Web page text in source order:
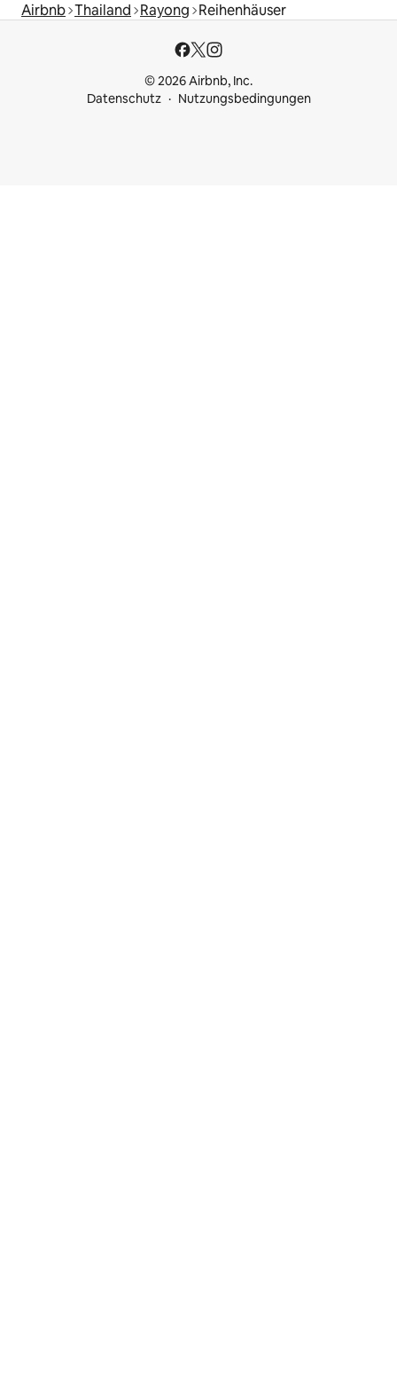
Airbnb Thailand Rayong Reihenhäuser
© 2026 Airbnb, Inc.
Datenschutz
Nutzungsbedingungen